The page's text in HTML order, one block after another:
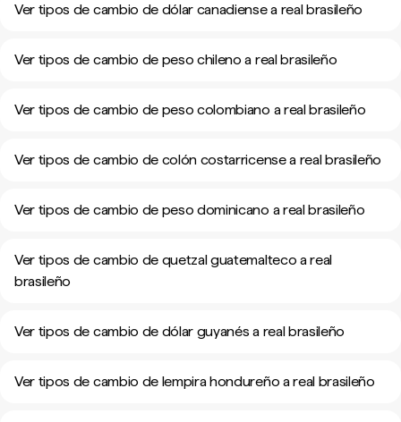
Ver tipos de cambio de dólar canadiense a real brasileño
Ver tipos de cambio de peso chileno a real brasileño
Ver tipos de cambio de peso colombiano a real brasileño
Ver tipos de cambio de colón costarricense a real brasileño
Ver tipos de cambio de peso dominicano a real brasileño
Ver tipos de cambio de quetzal guatemalteco a real
brasileño
Ver tipos de cambio de dólar guyanés a real brasileño
Ver tipos de cambio de lempira hondureño a real brasileño